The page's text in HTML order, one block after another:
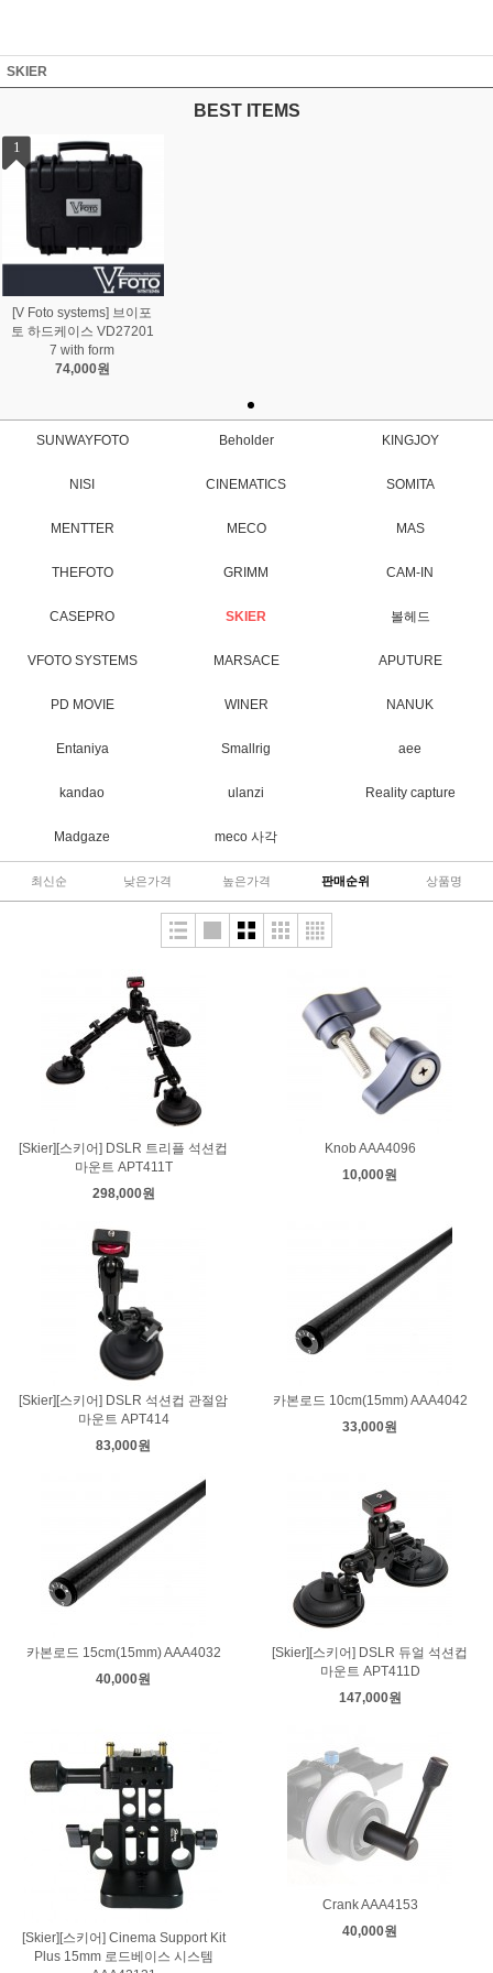
SKIER
BEST ITEMS
1
[V Foto systems] 브이포
토 하드케이스 VD27201
7 with form
74,000원
SUNWAYFOTO Beholder KINGJOY
NISI CINEMATICS SOMITA
MENTTER MECO MAS
THEFOTO GRIMM CAM-IN
CASEPRO SKIER 볼헤드
VFOTO SYSTEMS MARSACE APUTURE
PD MOVIE WINER NANUK
Entaniya Smallrig aee
kandao ulanzi Reality capture
Madgaze meco 사각
최신순 낮은가격 높은가격 판매순위 상품명
[Skier][스키어] DSLR 트리플 석션컵
마운트 APT411T
298,000원
Knob AAA4096
10,000원
[Skier][스키어] DSLR 석션컵 관절암
마운트 APT414
83,000원
카본로드 10cm(15mm) AAA4042
33,000원
카본로드 15cm(15mm) AAA4032
40,000원
[Skier][스키어] DSLR 듀얼 석션컵
마운트 APT411D
147,000원
[Skier][스키어] Cinema Support Kit
Plus 15mm 로드베이스 시스템
Crank AAA4153
40,000원